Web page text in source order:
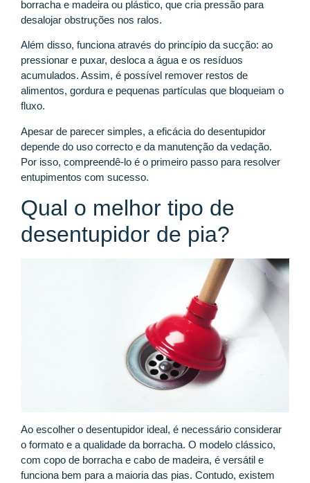
borracha e madeira ou plástico, que cria pressão para
desalojar obstruções nos ralos.
Além disso, funciona através do princípio da sucção: ao
pressionar e puxar, desloca a água e os resíduos
acumulados. Assim, é possível remover restos de
alimentos, gordura e pequenas partículas que bloqueiam o
fluxo.
Apesar de parecer simples, a eficácia do desentupidor
depende do uso correcto e da manutenção da vedação.
Por isso, compreendê-lo é o primeiro passo para resolver
entupimentos com sucesso.
Qual o melhor tipo de
desentupidor de pia?
Ao escolher o desentupidor ideal, é necessário considerar
o formato e a qualidade da borracha. O modelo clássico,
com copo de borracha e cabo de madeira, é versátil e
funciona bem para a maioria das pias. Contudo, existem